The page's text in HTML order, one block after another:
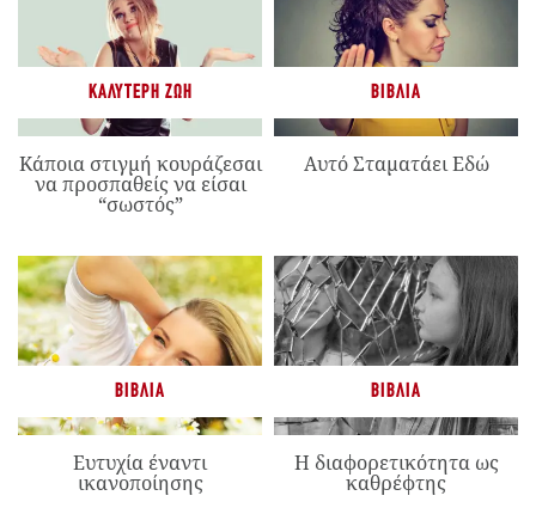
ΚΑΛΎΤΕΡΗ ΖΩΉ
Κάποια στιγμή κουράζεσαι
να προσπαθείς να είσαι
“σωστός”
ΒΙΒΛΊΑ
Αυτό Σταματάει Εδώ
ΒΙΒΛΊΑ
Ευτυχία έναντι
ικανοποίησης
ΒΙΒΛΊΑ
Η διαφορετικότητα ως
καθρέφτης